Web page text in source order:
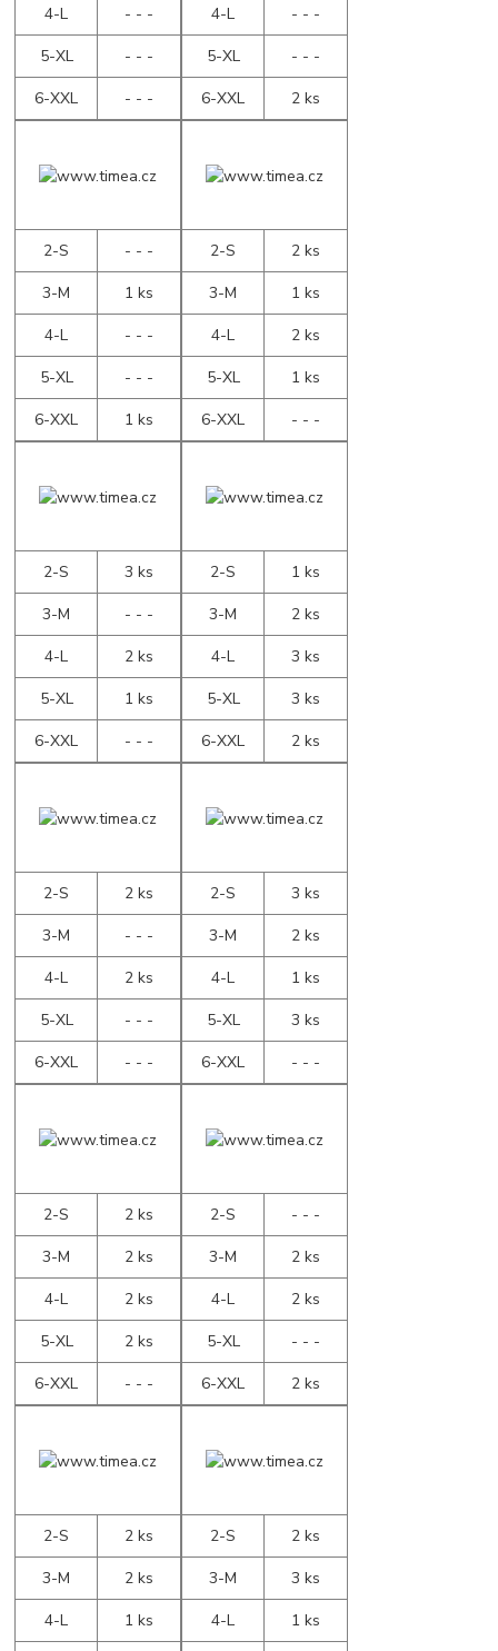
4-L
- - -
5-XL
- - -
6-XXL
- - -
4-L
- - -
5-XL
- - -
6-XXL
2 ks
2-S
- - -
3-M
1 ks
4-L
- - -
5-XL
- - -
6-XXL
1 ks
2-S
2 ks
3-M
1 ks
4-L
2 ks
5-XL
1 ks
6-XXL
- - -
2-S
3 ks
3-M
- - -
4-L
2 ks
5-XL
1 ks
6-XXL
- - -
2-S
1 ks
3-M
2 ks
4-L
3 ks
5-XL
3 ks
6-XXL
2 ks
2-S
2 ks
3-M
- - -
4-L
2 ks
5-XL
- - -
6-XXL
- - -
2-S
3 ks
3-M
2 ks
4-L
1 ks
5-XL
3 ks
6-XXL
- - -
2-S
2 ks
3-M
2 ks
4-L
2 ks
5-XL
2 ks
6-XXL
- - -
2-S
- - -
3-M
2 ks
4-L
2 ks
5-XL
- - -
6-XXL
2 ks
2-S
2 ks
3-M
2 ks
4-L
1 ks
2-S
2 ks
3-M
3 ks
4-L
1 ks